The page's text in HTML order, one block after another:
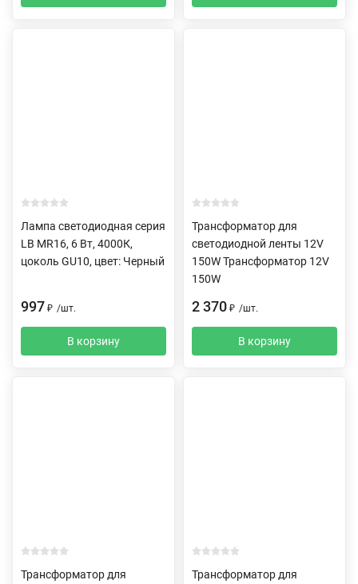
Лампа светодиодная серия
LB MR16, 6 Вт, 4000К,
цоколь GU10, цвет: Черный
997 ₽ /шт.
В корзину
Трансформатор для
светодиодной ленты 12V
150W Трансформатор 12V
150W
2 370 ₽ /шт.
В корзину
Трансформатор для
Трансформатор для